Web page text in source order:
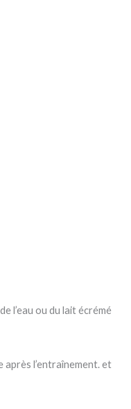
l’eau ou du lait écrémé
après l’entraînement. et